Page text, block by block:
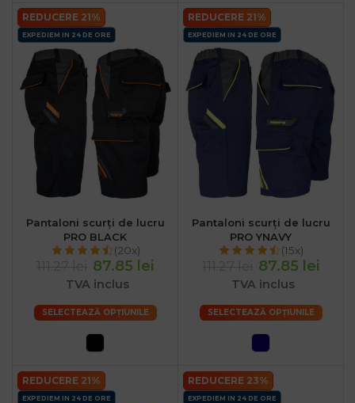
REDUCERE 21%
EXPEDIEM IN 24 DE ORE
Pantaloni scurți de lucru
PRO BLACK
(20x)
87.85 lei
TVA inclus
SELECTEAZĂ OPȚIUNILE
REDUCERE 21%
EXPEDIEM IN 24 DE ORE
Pantaloni scurți de lucru
PRO YNAVY
(15x)
87.85 lei
TVA inclus
SELECTEAZĂ OPȚIUNILE
REDUCERE 21%
EXPEDIEM IN 24 DE ORE
REDUCERE 23%
EXPEDIEM IN 24 DE ORE